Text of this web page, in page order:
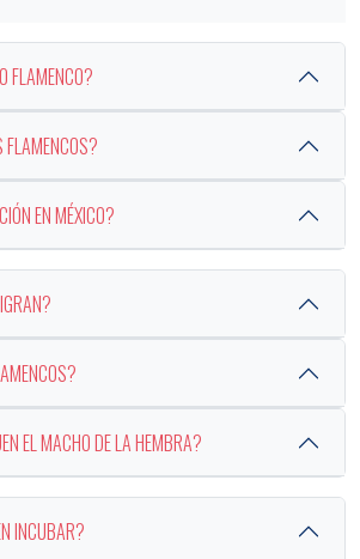
FLAMENCO?
EN MÉXICO?
EL MACHO DE LA HEMBRA?
INCUBAR?